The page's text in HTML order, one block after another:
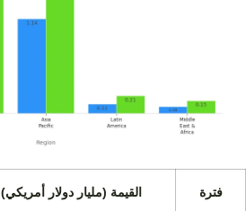
القيمة (مليار دولار أمريكي) فترة